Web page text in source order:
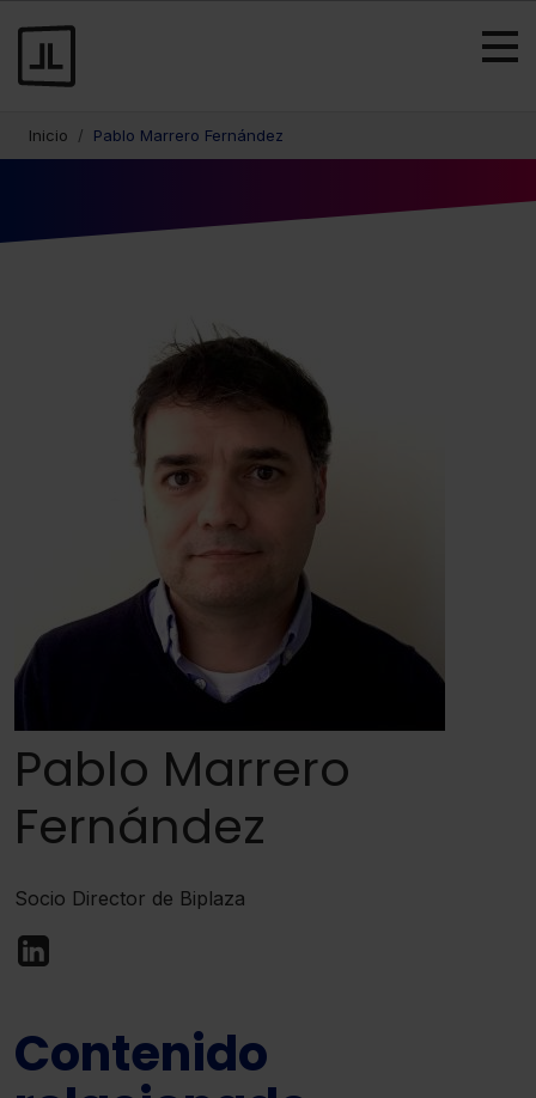
Inicio Pablo Marrero Fernández
Pablo Marrero
Fernández
Socio Director de Biplaza
Contenido